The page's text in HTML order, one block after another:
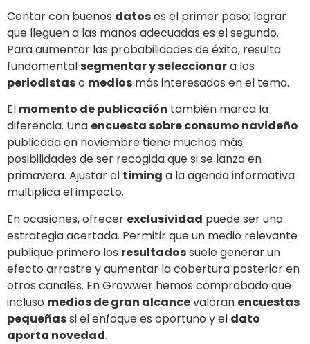
Contar con buenos datoses el primer paso; lograr
que lleguen a las manos adecuadas es el segundo.
Para aumentar las probabilidades de éxito, resulta
fundamentalsegmentar y seleccionara los
periodistaso medios más interesados en el tema.
El momento de publicación también marca la
diferencia. Una encuesta sobre consumo navideño
publicada en noviembre tiene muchas más
posibilidades de ser recogida que si se lanza en
primavera. Ajustar el timing a la agenda informativa
multiplica el impacto.
En ocasiones, ofrecer exclusividad puede ser una
estrategia acertada. Permitir que un medio relevante
publique primero los resultadossuele generar un
efecto arrastre y aumentar la cobertura posterior en
otros canales. En Growwer hemos comprobado que
incluso medios de gran alcancevaloran encuestas
pequeñassi el enfoque es oportuno y el dato
aporta novedad.